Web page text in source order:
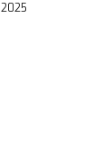
2025